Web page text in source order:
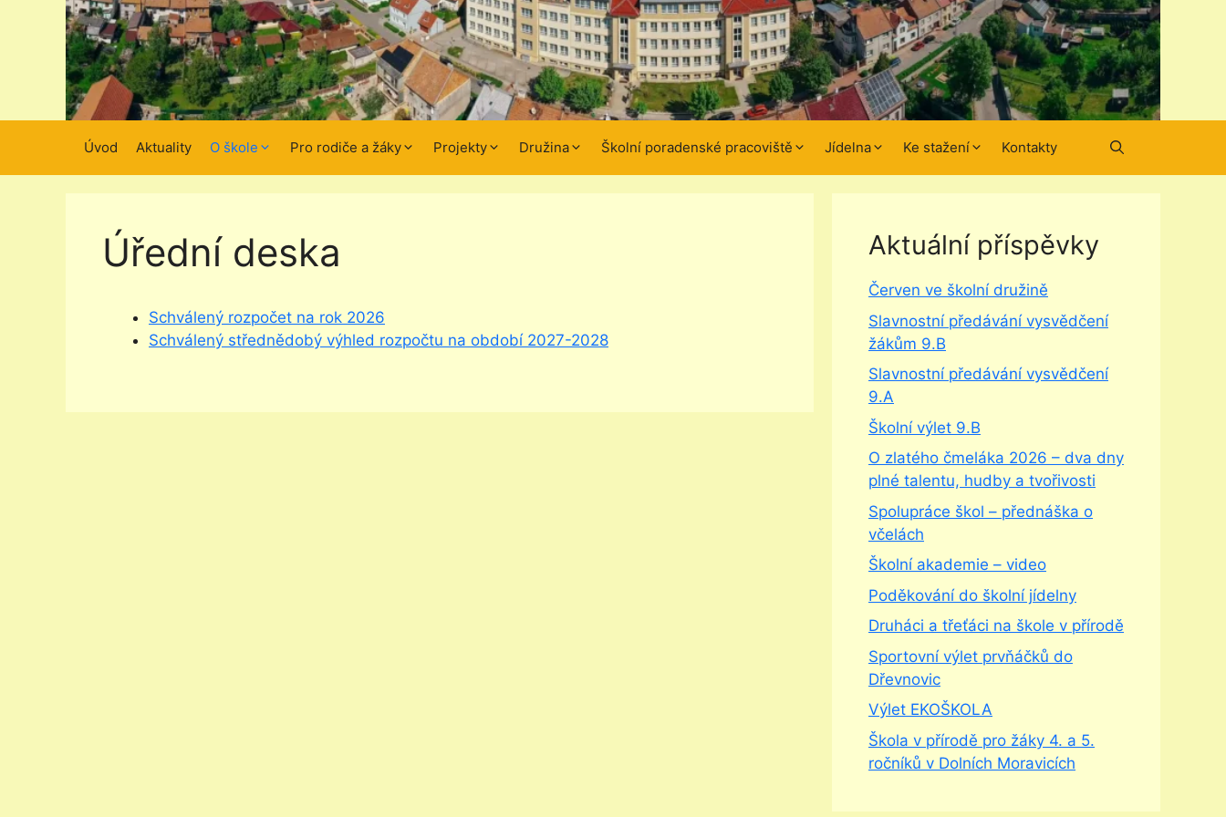
Úvod Aktuality O škole Pro rodiče a žáky Projekty Družina Školní poradenské pracoviště Jídelna Ke stažení Kontakty
Úřední deska
Schválený rozpočet na rok 2026
Schválený střednědobý výhled rozpočtu na období 2027-2028
Aktuální příspěvky
Červen ve školní družině
Slavnostní předávání vysvědčení
žákům 9.B
Slavnostní předávání vysvědčení
9.A
Školní výlet 9.B
O zlatého čmeláka 2026 – dva dny
plné talentu, hudby a tvořivosti
Spolupráce škol – přednáška o
včelách
Školní akademie – video
Poděkování do školní jídelny
Druháci a třeťáci na škole v přírodě
Sportovní výlet prvňáčků do
Dřevnovic
Výlet EKOŠKOLA
Škola v přírodě pro žáky 4. a 5.
ročníků v Dolních Moravicích